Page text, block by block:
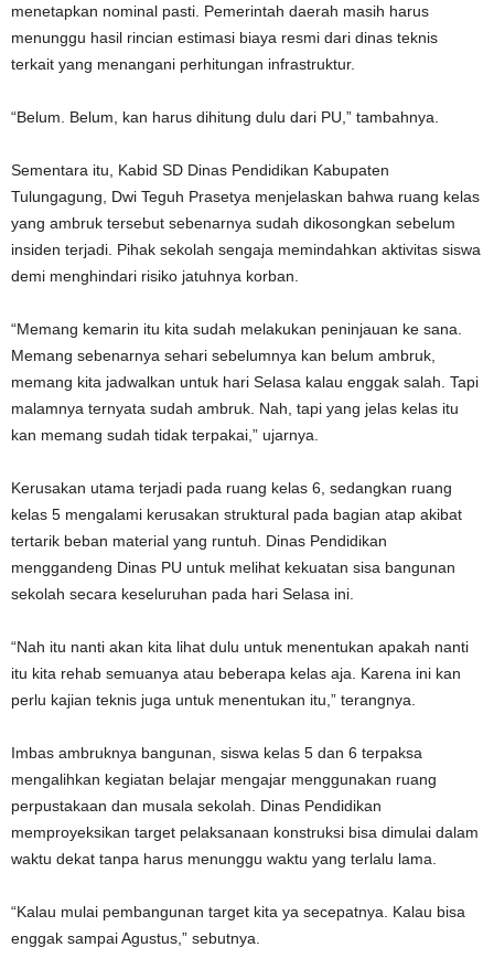
menetapkan nominal pasti. Pemerintah daerah masih harus
menunggu hasil rincian estimasi biaya resmi dari dinas teknis
terkait yang menangani perhitungan infrastruktur.
“Belum. Belum, kan harus dihitung dulu dari PU,” tambahnya.
Sementara itu, Kabid SD Dinas Pendidikan Kabupaten
Tulungagung, Dwi Teguh Prasetya menjelaskan bahwa ruang kelas
yang ambruk tersebut sebenarnya sudah dikosongkan sebelum
insiden terjadi. Pihak sekolah sengaja memindahkan aktivitas siswa
demi menghindari risiko jatuhnya korban.
“Memang kemarin itu kita sudah melakukan peninjauan ke sana.
Memang sebenarnya sehari sebelumnya kan belum ambruk,
memang kita jadwalkan untuk hari Selasa kalau enggak salah. Tapi
malamnya ternyata sudah ambruk. Nah, tapi yang jelas kelas itu
kan memang sudah tidak terpakai,” ujarnya.
Kerusakan utama terjadi pada ruang kelas 6, sedangkan ruang
kelas 5 mengalami kerusakan struktural pada bagian atap akibat
tertarik beban material yang runtuh. Dinas Pendidikan
menggandeng Dinas PU untuk melihat kekuatan sisa bangunan
sekolah secara keseluruhan pada hari Selasa ini.
“Nah itu nanti akan kita lihat dulu untuk menentukan apakah nanti
itu kita rehab semuanya atau beberapa kelas aja. Karena ini kan
perlu kajian teknis juga untuk menentukan itu,” terangnya.
Imbas ambruknya bangunan, siswa kelas 5 dan 6 terpaksa
mengalihkan kegiatan belajar mengajar menggunakan ruang
perpustakaan dan musala sekolah. Dinas Pendidikan
memproyeksikan target pelaksanaan konstruksi bisa dimulai dalam
waktu dekat tanpa harus menunggu waktu yang terlalu lama.
“Kalau mulai pembangunan target kita ya secepatnya. Kalau bisa
enggak sampai Agustus,” sebutnya.